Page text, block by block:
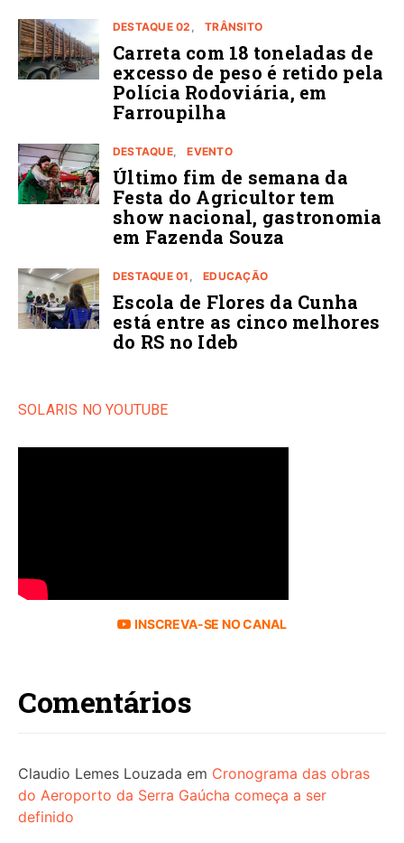
DESTAQUE 02 TRÂNSITO
Carreta com 18 toneladas de
excesso de peso é retido pela
Polícia Rodoviária, em
Farroupilha
DESTAQUE EVENTO
Último fim de semana da
Festa do Agricultor tem
show nacional, gastronomia
em Fazenda Souza
DESTAQUE 01 EDUCAÇÃO
Escola de Flores da Cunha
está entre as cinco melhores
do RS no Ideb
SOLARIS NO YOUTUBE
INSCREVA-SE NO CANAL
Comentários
Claudio Lemes Louzada em Cronograma das obras
do Aeroporto da Serra Gaúcha começa a ser
definido